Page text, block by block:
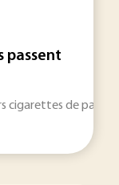
passent
de papier